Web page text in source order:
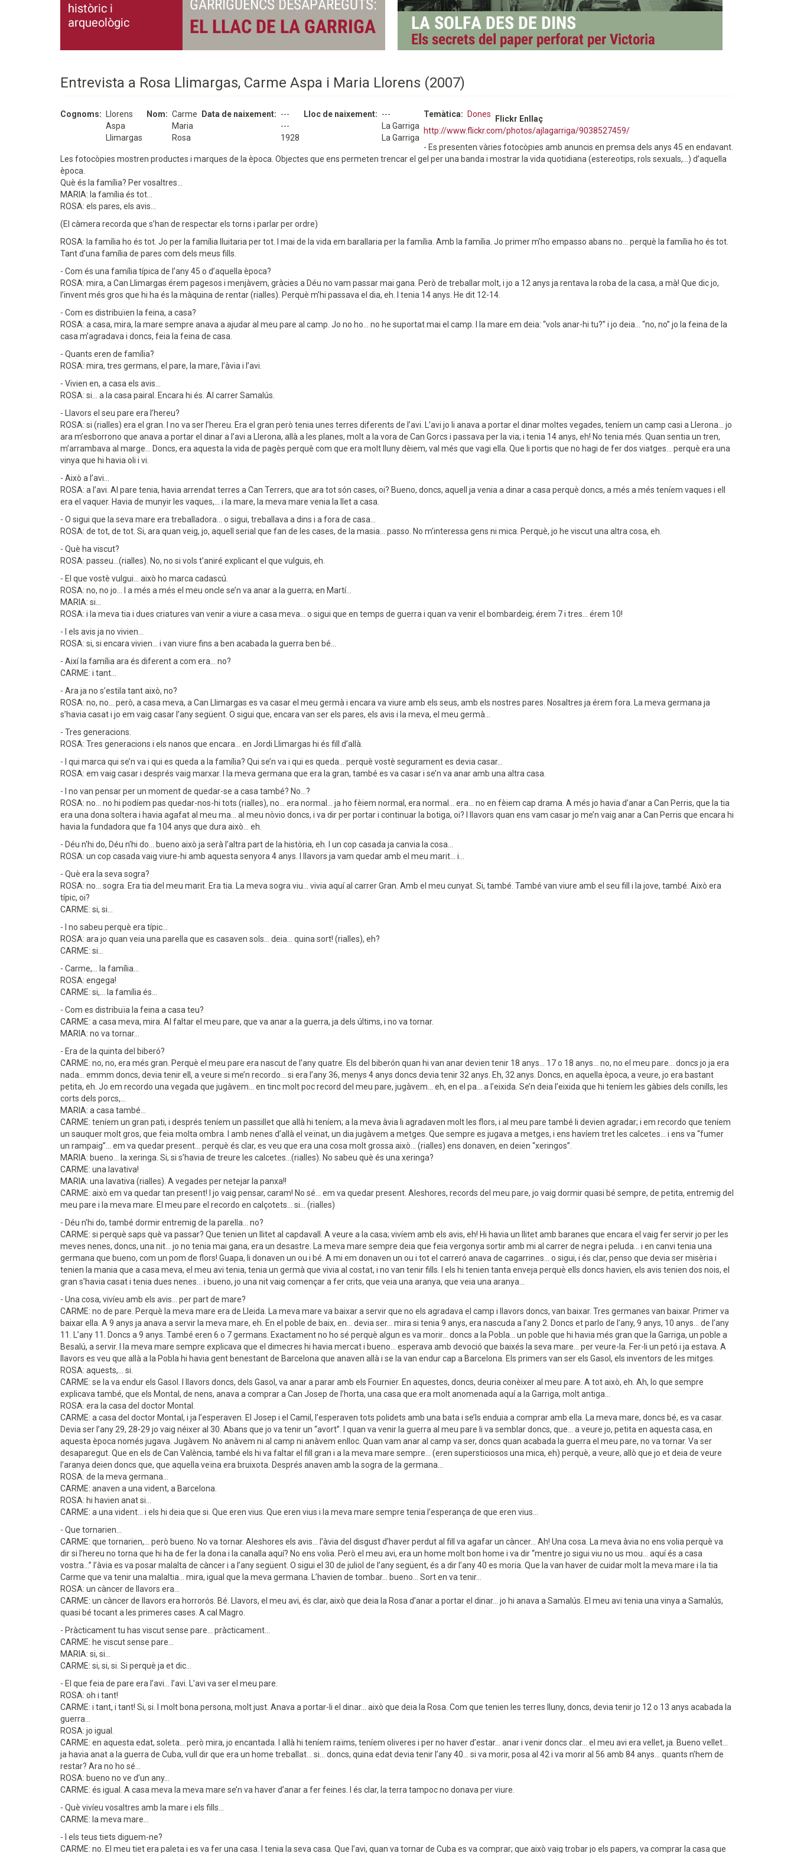
Entrevista a Rosa Llimargas, Carme Aspa i Maria Llorens (2007)
Cognoms
Llorens
Aspa
Llimargas
Nom
Carme
Maria
Rosa
Data de naixement
---
---
1928
Lloc de naixement
---
La Garriga
La Garriga
Temàtica Dones
Flickr Enllaç
http://www.flickr.com/photos/ajlagarriga/9038527459/
- Es presenten vàries fotocòpies amb anuncis en premsa dels anys 45 en endavant.
Les fotocòpies mostren productes i marques de la època. Objectes que ens permeten trencar el gel per una banda i mostrar la vida quotidiana (estereotips, rols sexuals,...) d’aquella
època.
Què és la família? Per vosaltres...
MARIA: la família és tot...
ROSA: els pares, els avis...
(El càmera recorda que s’han de respectar els torns i parlar per ordre)
ROSA: la família ho és tot. Jo per la família lluitaria per tot. I mai de la vida em barallaria per la família. Amb la família. Jo primer m’ho empasso abans no... perquè la família ho és tot.
Tant d’una família de pares com dels meus fills.
- Com és una família típica de l’any 45 o d’aquella època?
ROSA: mira, a Can Llimargas érem pagesos i menjàvem, gràcies a Déu no vam passar mai gana. Però de treballar molt, i jo a 12 anys ja rentava la roba de la casa, a mà! Que dic jo,
l’invent més gros que hi ha és la màquina de rentar (rialles). Perquè m’hi passava el dia, eh. I tenia 14 anys. He dit 12-14.
- Com es distribuïen la feina, a casa?
ROSA: a casa, mira, la mare sempre anava a ajudar al meu pare al camp. Jo no ho... no he suportat mai el camp. I la mare em deia: “vols anar-hi tu?” i jo deia... “no, no” jo la feina de la
casa m’agradava i doncs, feia la feina de casa.
- Quants eren de família?
ROSA: mira, tres germans, el pare, la mare, l’àvia i l’avi.
- Vivien en, a casa els avis...
ROSA: si... a la casa pairal. Encara hi és. Al carrer Samalús.
- Llavors el seu pare era l’hereu?
ROSA: si (rialles) era el gran. I no va ser l’hereu. Era el gran però tenia unes terres diferents de l’avi. L’avi jo li anava a portar el dinar moltes vegades, teníem un camp casi a Llerona... jo
ara m’esborrono que anava a portar el dinar a l’avi a Llerona, allà a les planes, molt a la vora de Can Gorcs i passava per la via; i tenia 14 anys, eh! No tenia més. Quan sentia un tren,
m’arrambava al marge... Doncs, era aquesta la vida de pagès perquè com que era molt lluny dèiem, val més que vagi ella. Que li portis que no hagi de fer dos viatges... perquè era una
vinya que hi havia oli i vi.
- Això a l’avi...
ROSA: a l’avi. Al pare tenia, havia arrendat terres a Can Terrers, que ara tot són cases, oi? Bueno, doncs, aquell ja venia a dinar a casa perquè doncs, a més a més teníem vaques i ell
era el vaquer. Havia de munyir les vaques,... i la mare, la meva mare venia la llet a casa.
- O sigui que la seva mare era treballadora... o sigui, treballava a dins i a fora de casa...
ROSA: de tot, de tot. Si, ara quan veig, jo, aquell serial que fan de les cases, de la masia... passo. No m’interessa gens ni mica. Perquè, jo he viscut una altra cosa, eh.
- Què ha viscut?
ROSA: passeu...(rialles). No, no si vols t’aniré explicant el que vulguis, eh.
- El que vostè vulgui... això ho marca cadascú.
ROSA: no, no jo... I a més a més el meu oncle se’n va anar a la guerra; en Martí...
MARIA: si...
ROSA: i la meva tia i dues criatures van venir a viure a casa meva... o sigui que en temps de guerra i quan va venir el bombardeig; érem 7 i tres... érem 10!
- I els avis ja no vivien...
ROSA: si, si encara vivien... i van viure fins a ben acabada la guerra ben bé...
- Així la família ara és diferent a com era... no?
CARME: i tant...
- Ara ja no s’estila tant això, no?
ROSA: no, no... però, a casa meva, a Can Llimargas es va casar el meu germà i encara va viure amb els seus, amb els nostres pares. Nosaltres ja érem fora. La meva germana ja
s’havia casat i jo em vaig casar l’any següent. O sigui que, encara van ser els pares, els avis i la meva, el meu germà...
- Tres generacions.
ROSA: Tres generacions i els nanos que encara... en Jordi Llimargas hi és fill d’allà.
- I qui marca qui se’n va i qui es queda a la família? Qui se’n va i qui es queda... perquè vostè segurament es devia casar...
ROSA: em vaig casar i després vaig marxar. I la meva germana que era la gran, també es va casar i se’n va anar amb una altra casa.
- I no van pensar per un moment de quedar-se a casa també? No...?
ROSA: no... no hi podíem pas quedar-nos-hi tots (rialles), no... era normal... ja ho fèiem normal, era normal... era... no en fèiem cap drama. A més jo havia d’anar a Can Perris, que la tia
era una dona soltera i havia agafat al meu ma... al meu nòvio doncs, i va dir per portar i continuar la botiga, oi? I llavors quan ens vam casar jo me’n vaig anar a Can Perris que encara hi
havia la fundadora que fa 104 anys que dura això... eh.
- Déu n'hi do, Déu n'hi do... bueno això ja serà l’altra part de la història, eh. I un cop casada ja canvia la cosa...
ROSA: un cop casada vaig viure-hi amb aquesta senyora 4 anys. I llavors ja vam quedar amb el meu marit... i...
- Què era la seva sogra?
ROSA: no... sogra. Era tia del meu marit. Era tia. La meva sogra viu... vivia aquí al carrer Gran. Amb el meu cunyat. Si, també. També van viure amb el seu fill i la jove, també. Això era
típic, oi?
CARME: si, si...
- I no sabeu perquè era típic...
ROSA: ara jo quan veia una parella que es casaven sols... deia... quina sort! (rialles), eh?
CARME: si...
- Carme,... la família...
ROSA: engega!
CARME: si,... la família és...
- Com es distribuïa la feina a casa teu?
CARME: a casa meva, mira. Al faltar el meu pare, que va anar a la guerra, ja dels últims, i no va tornar.
MARIA: no va tornar...
- Era de la quinta del biberó?
CARME: no, no, era més gran. Perquè el meu pare era nascut de l’any quatre. Els del biberón quan hi van anar devien tenir 18 anys... 17 o 18 anys... no, no el meu pare... doncs jo ja era
nada... emmm doncs, devia tenir ell, a veure si me’n recordo... si era l’any 36, menys 4 anys doncs devia tenir 32 anys. Eh, 32 anys. Doncs, en aquella època, a veure, jo era bastant
petita, eh. Jo em recordo una vegada que jugàvem... en tinc molt poc record del meu pare, jugàvem... eh, en el pa... a l’eixida. Se’n deia l’eixida que hi teníem les gàbies dels conills, les
corts dels porcs,...
MARIA: a casa també...
CARME: teníem un gran pati, i després teníem un passillet que allà hi teníem; a la meva àvia li agradaven molt les flors, i al meu pare també li devien agradar; i em recordo que teníem
un sauquer molt gros, que feia molta ombra. I amb nenes d’allà el veïnat, un dia jugàvem a metges. Que sempre es jugava a metges, i ens havíem tret les calcetes... i ens va “fumer
un rampaig”... em va quedar present... perquè és clar, es veu que era una cosa molt grossa això... (rialles) ens donaven, en deien “xeringos”.
MARIA: bueno... la xeringa. Si, si s’havia de treure les calcetes...(rialles). No sabeu què és una xeringa?
CARME: una lavativa!
MARIA: una lavativa (rialles). A vegades per netejar la panxa!!
CARME: això em va quedar tan present! I jo vaig pensar, caram! No sé... em va quedar present. Aleshores, records del meu pare, jo vaig dormir quasi bé sempre, de petita, entremig del
meu pare i la meva mare. El meu pare el recordo en calçotets... si... (rialles)
- Déu n'hi do, també dormir entremig de la parella... no?
CARME: si perquè saps què va passar? Que tenien un llitet al capdavall. A veure a la casa; vivíem amb els avis, eh! Hi havia un llitet amb baranes que encara el vaig fer servir jo per les
meves nenes, doncs, una nit... jo no tenia mai gana, era un desastre. La meva mare sempre deia que feia vergonya sortir amb mi al carrer de negra i peluda... i en canvi tenia una
germana que bueno, com un pom de flors! Guapa, li donaven un ou i bé. A mi em donaven un ou i tot el carreró anava de cagarrines... o sigui, i és clar, penso que devia ser misèria i
tenien la mania que a casa meva, el meu avi tenia, tenia un germà que vivia al costat, i no van tenir fills. I els hi tenien tanta enveja perquè ells doncs havien, els avis tenien dos nois, el
gran s’havia casat i tenia dues nenes... i bueno, jo una nit vaig començar a fer crits, que veia una aranya, que veia una aranya...
- Una cosa, vivíeu amb els avis... per part de mare?
CARME: no de pare. Perquè la meva mare era de Lleida. La meva mare va baixar a servir que no els agradava el camp i llavors doncs, van baixar. Tres germanes van baixar. Primer va
baixar ella. A 9 anys ja anava a servir la meva mare, eh. En el poble de baix, en... devia ser... mira si tenia 9 anys, era nascuda a l’any 2. Doncs et parlo de l’any, 9 anys, 10 anys... de l’any
11. L’any 11. Doncs a 9 anys. També eren 6 o 7 germans. Exactament no ho sé perquè algun es va morir... doncs a la Pobla... un poble que hi havia més gran que la Garriga, un poble a
Besalú, a servir. I la meva mare sempre explicava que el dimecres hi havia mercat i bueno... esperava amb devoció que baixés la seva mare... per veure-la. Fer-li un petó i ja estava. A
llavors es veu que allà a la Pobla hi havia gent benestant de Barcelona que anaven allà i se la van endur cap a Barcelona. Els primers van ser els Gasol, els inventors de les mitges.
ROSA: aquests,... si.
CARME: se la va endur els Gasol. I llavors doncs, dels Gasol, va anar a parar amb els Fournier. En aquestes, doncs, deuria conèixer al meu pare. A tot això, eh. Ah, lo que sempre
explicava també, que els Montal, de nens, anava a comprar a Can Josep de l’horta, una casa que era molt anomenada aquí a la Garriga, molt antiga...
ROSA: era la casa del doctor Montal.
CARME: a casa del doctor Montal, i ja l’esperaven. El Josep i el Camil, l’esperaven tots polidets amb una bata i se’ls enduia a comprar amb ella. La meva mare, doncs bé, es va casar.
Devia ser l’any 29, 28-29 jo vaig néixer al 30. Abans que jo va tenir un “avort”. I quan va venir la guerra al meu pare li va semblar doncs, que... a veure jo, petita en aquesta casa, en
aquesta època només jugava. Jugàvem. No anàvem ni al camp ni anàvem enlloc. Quan vam anar al camp va ser, doncs quan acabada la guerra el meu pare, no va tornar. Va ser
desaparegut. Que en els de Can València, també els hi va faltar el fill gran i a la meva mare sempre... (eren supersticiosos una mica, eh) perquè, a veure, allò que jo et deia de veure
l’aranya deien doncs que, que aquella veïna era bruixota. Després anaven amb la sogra de la germana...
ROSA: de la meva germana...
CARME: anaven a una vident, a Barcelona.
ROSA: hi havien anat si...
CARME: a una vident... i els hi deia que si. Que eren vius. Que eren vius i la meva mare sempre tenia l’esperança de que eren vius...
- Que tornarien...
CARME: que tornarien,... però bueno. No va tornar. Aleshores els avis... l’àvia del disgust d’haver perdut al fill va agafar un càncer... Ah! Una cosa. La meva àvia no ens volia perquè va
dir si l’hereu no torna que hi ha de fer la dona i la canalla aquí? No ens volia. Però el meu avi, era un home molt bon home i va dir “mentre jo sigui viu no us mou... aquí és a casa
vostra...” l’àvia es va posar malalta de càncer i a l’any següent. O sigui el 30 de juliol de l’any següent, és a dir l’any 40 es moria. Que la van haver de cuidar molt la meva mare i la tia
Carme que va tenir una malaltia... mira, igual que la meva germana. L’havien de tombar... bueno... Sort en va tenir...
ROSA: un càncer de llavors era...
CARME: un càncer de llavors era horrorós. Bé. Llavors, el meu avi, és clar, això que deia la Rosa d’anar a portar el dinar... jo hi anava a Samalús. El meu avi tenia una vinya a Samalús,
quasi bé tocant a les primeres cases. A cal Magro.
- Pràcticament tu has viscut sense pare... pràcticament...
CARME: he viscut sense pare...
MARIA: si, si...
CARME: si, si, si. Si perquè ja et dic...
- El que feia de pare era l’avi... l’avi. L’avi va ser el meu pare.
ROSA: oh i tant!
CARME: i tant, i tant! Si, si. I molt bona persona, molt just. Anava a portar-li el dinar... això que deia la Rosa. Com que tenien les terres lluny, doncs, devia tenir jo 12 o 13 anys acabada la
guerra...
ROSA: jo igual.
CARME: en aquesta edat, soleta... però mira, jo encantada. I allà hi teníem raïms, teníem oliveres i per no haver d’estar... anar i venir doncs clar... el meu avi era vellet, ja. Bueno vellet...
ja havia anat a la guerra de Cuba, vull dir que era un home treballat... si... doncs, quina edat devia tenir l’any 40... si va morir, posa al 42 i va morir al 56 amb 84 anys... quants n’hem de
restar? Ara no ho sé...
ROSA: bueno no ve d’un any...
CARME: és igual. A casa meva la meva mare se’n va haver d’anar a fer feines. I és clar, la terra tampoc no donava per viure.
- Què vivíeu vosaltres amb la mare i els fills...
CARME: la meva mare...
- I els teus tiets diguem-ne?
CARME: no. El meu tiet era paleta i es va fer una casa. I tenia la seva casa. Que l’avi, quan va tornar de Cuba es va comprar; que això vaig trobar jo els papers, va comprar la casa que